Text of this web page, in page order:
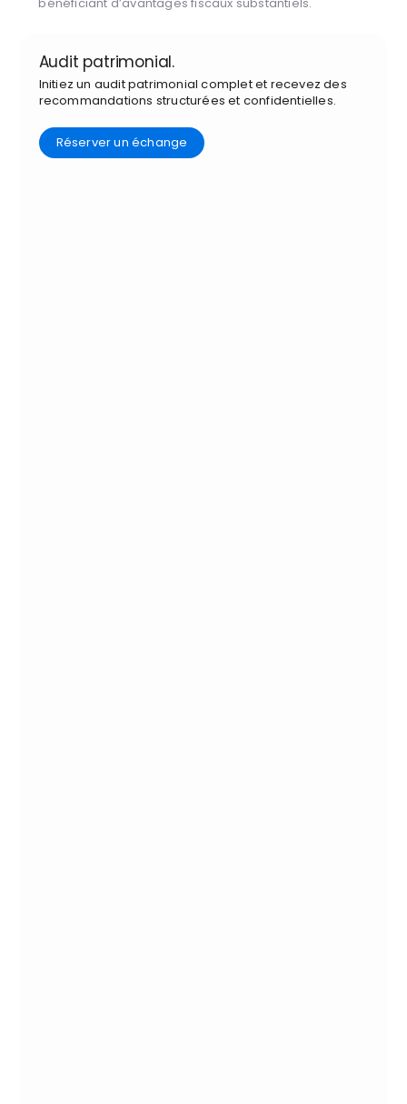
Audit patrimonial.
Initiez un audit patrimonial complet et recevez des
recommandations structurées et confidentielles.
Réserver un échange